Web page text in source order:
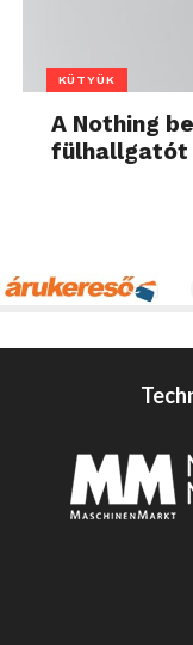
KÜTYÜK
A Nothing
fülhallgatót